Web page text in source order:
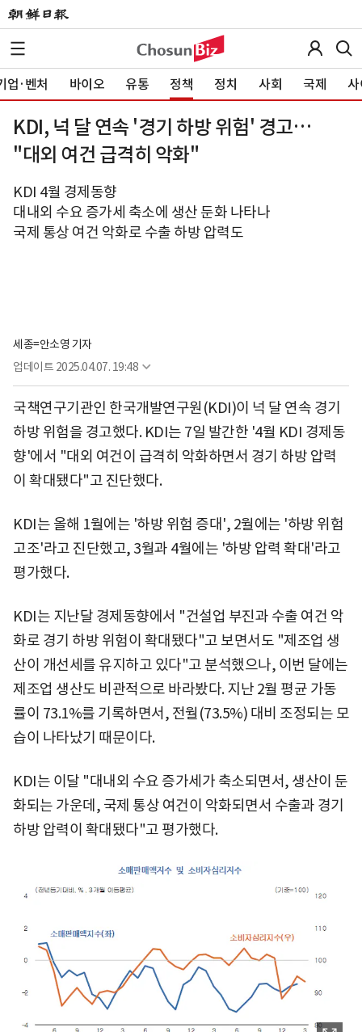
업·벤처 바이오 유통 정책 정치 사회 국제 사
KDI, 넉 달 연속 '경기 하방 위험' 경고…
"대외 여건 급격히 악화"
KDI 4월 경제동향
대내외 수요 증가세 축소에 생산 둔화 나타나
국제 통상 여건 악화로 수출 하방 압력도
세종=안소영 기자
업데이트 2025.04.07. 19:48
국책연구기관인 한국개발연구원(KDI)이 넉 달 연속 경기
하방 위험을 경고했다. KDI는 7일 발간한 '4월 KDI 경제동
향'에서 "대외 여건이 급격히 악화하면서 경기 하방 압력
이 확대됐다"고 진단했다.
KDI는 올해 1월에는 '하방 위험 증대', 2월에는 '하방 위험
고조'라고 진단했고, 3월과 4월에는 '하방 압력 확대'라고
평가했다.
KDI는 지난달 경제동향에서 "건설업 부진과 수출 여건 악
화로 경기 하방 위험이 확대됐다"고 보면서도 "제조업 생
산이 개선세를 유지하고 있다"고 분석했으나, 이번 달에는
제조업 생산도 비관적으로 바라봤다. 지난 2월 평균 가동
률이 73.1%를 기록하면서, 전월(73.5%) 대비 조정되는 모
습이 나타났기 때문이다.
KDI는 이달 "대내외 수요 증가세가 축소되면서, 생산이 둔
화되는 가운데, 국제 통상 여건이 악화되면서 수출과 경기
하방 압력이 확대됐다"고 평가했다.